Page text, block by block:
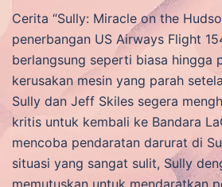
Cerita “Sully: Miracle on the
penerbangan US Airways Flight
berlangsung seperti biasa hingga
kerusakan mesin yang parah
Sully dan Jeff Skiles segera
kritis untuk kembali ke Bandara
mencoba pendaratan darurat di
situasi yang sangat sulit, Sully